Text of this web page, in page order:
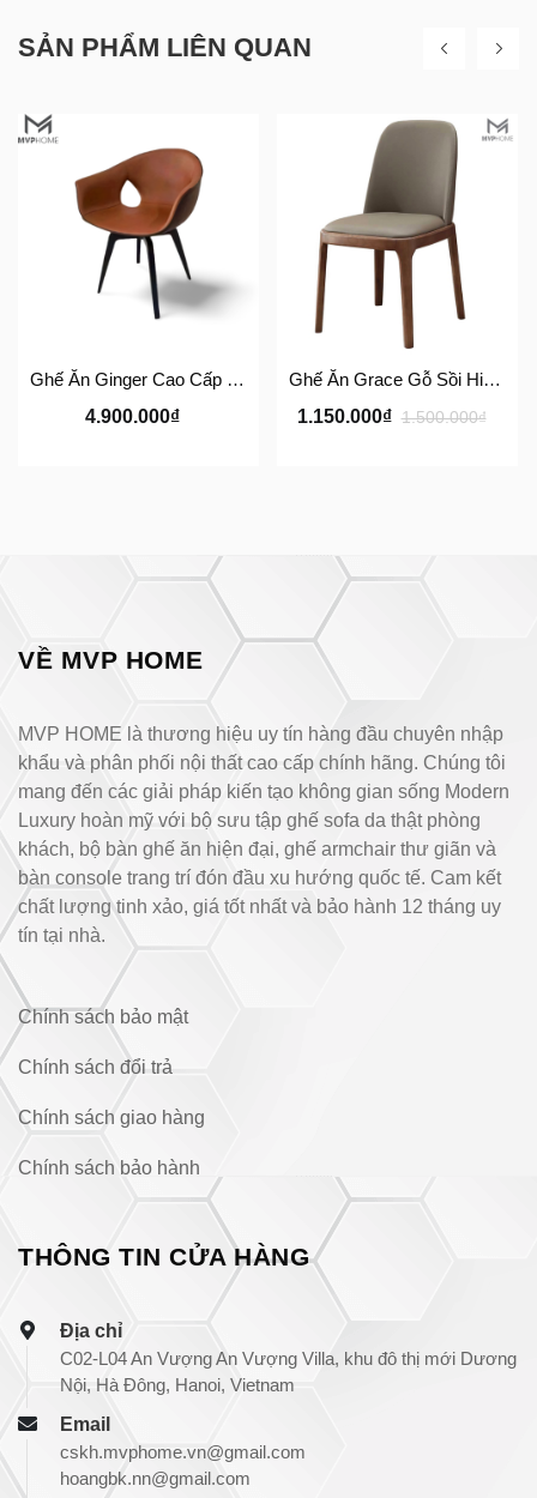
SẢN PHẨM LIÊN QUAN
Ghế Ăn Ginger Cao Cấp Phong Cách Ý – Ghế Da Nhập Khẩu MVP HOME
4.900.000₫
Ghế Ăn Grace Gỗ Sồi Hiện Đại – Ghế Da Hàn Quốc Cao Cấp MVP HOME
1.150.000₫1.500.000₫
VỀ MVP HOME
MVP HOME là thương hiệu uy tín hàng đầu chuyên nhập
khẩu và phân phối nội thất cao cấp chính hãng. Chúng tôi
mang đến các giải pháp kiến tạo không gian sống Modern
Luxury hoàn mỹ với bộ sưu tập ghế sofa da thật phòng
khách, bộ bàn ghế ăn hiện đại, ghế armchair thư giãn và
bàn console trang trí đón đầu xu hướng quốc tế. Cam kết
chất lượng tinh xảo, giá tốt nhất và bảo hành 12 tháng uy
tín tại nhà.
Chính sách bảo mật
Chính sách đổi trả
Chính sách giao hàng
Chính sách bảo hành
THÔNG TIN CỬA HÀNG
Địa chỉ
C02-L04 An Vượng An Vượng Villa, khu đô thị mới Dương
Nội, Hà Đông, Hanoi, Vietnam
Email
cskh.mvphome.vn@gmail.com
hoangbk.nn@gmail.com